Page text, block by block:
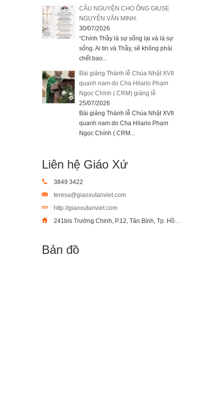
CẦU NGUYỆN CHO ÔNG GIUSE
NGUYỄN VĂN MINH.
30/07/2026
“Chính Thầy là sự sống lại và là sự
sống. Ai tin và Thầy, sẽ không phải
chết bao...
Bài giảng Thánh lễ Chúa Nhật XVII
quanh nam do Cha Hilario Phạm
Ngọc Chính ( CRM) giảng lễ
25/07/2026
Bài giảng Thánh lễ Chúa Nhật XVII
quanh nam do Cha Hilario Phạm
Ngọc Chính ( CRM...
Liên hệ Giáo Xứ
3849 3422
teresa@giaoxutanviet.com
http://giaoxutanviet.com
241bis Trường Chinh, P.12, Tân Bình, Tp. Hồ Chí Minh
Bản đồ